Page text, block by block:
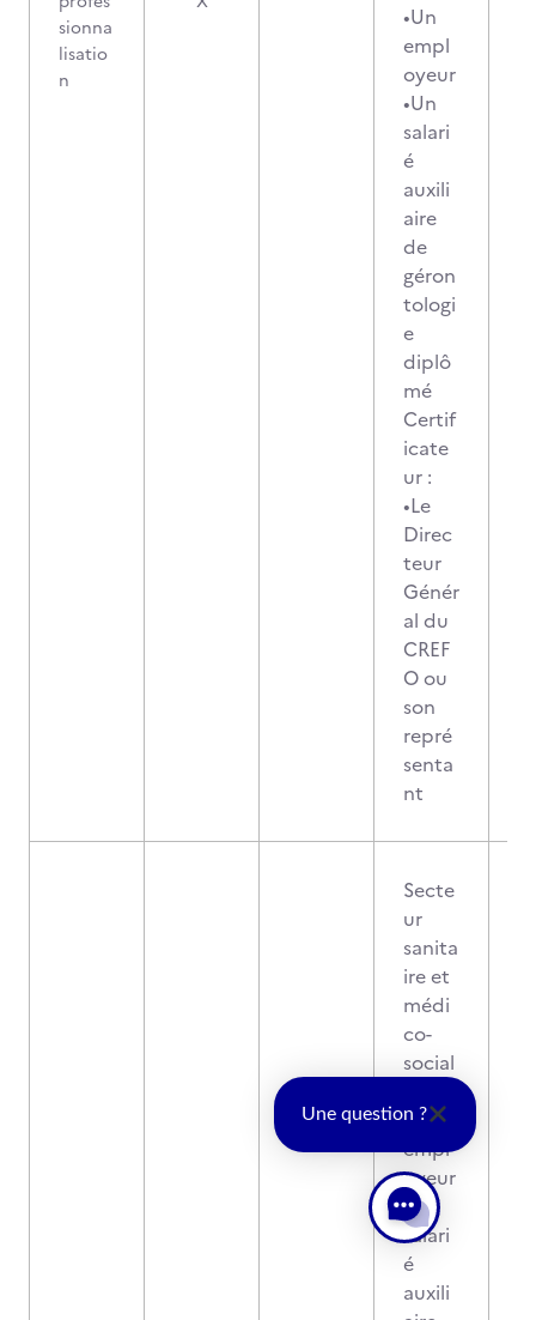
sionna
lisatio
n
•Un
empl
oyeur
•Un
salari
é
auxili
aire
de
géron
tologi
e
diplô
mé
Certif
icate
ur :
•Le
Direc
teur
Génér
al du
CREF
O ou
son
repré
senta
nt
Secte
ur
sanita
ire et
médi
co-
social
•Un
empl
oyeur
•Un
salari
é
auxili
Une question ?